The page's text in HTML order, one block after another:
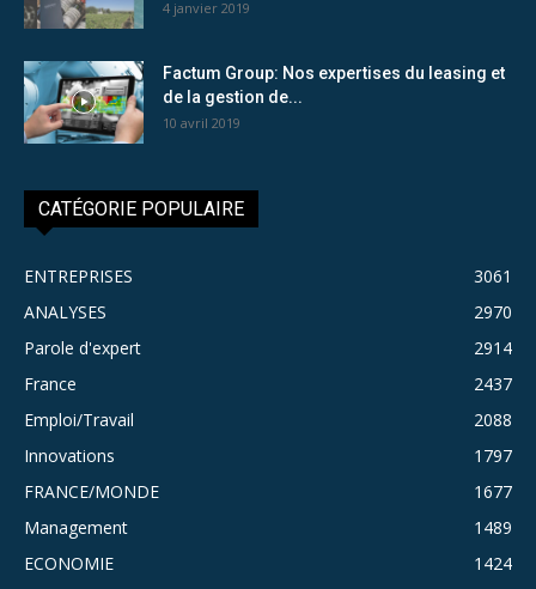
4 janvier 2019
Factum Group: Nos expertises du leasing et
de la gestion de...
10 avril 2019
CATÉGORIE POPULAIRE
ENTREPRISES
3061
ANALYSES
2970
Parole d'expert
2914
France
2437
Emploi/Travail
2088
Innovations
1797
FRANCE/MONDE
1677
Management
1489
ECONOMIE
1424